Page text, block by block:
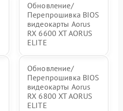
Обновление/
Перепрошивка BIOS
видеокарты Aorus
RX 6600 XT AORUS
ELITE
Обновление/
Перепрошивка BIOS
видеокарты Aorus
RX 6800 XT AORUS
ELITE